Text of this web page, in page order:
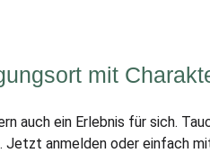
mit
auch ein Erlebnis für sich.
Jetzt anmelden oder einfach